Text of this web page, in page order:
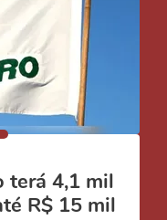
terá 4,1 mil
R$ 15 mil